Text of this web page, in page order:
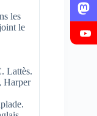
les
le
Lattès.
Harper